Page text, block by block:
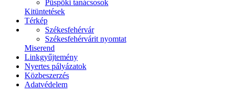
Püspöki tanácsosok
Kitüntetések
Térkép
Székesfehérvár
Székesfehérvárit nyomtat
Miserend
Linkgyűjtemény
Nyertes pályázatok
Közbeszerzés
Adatvédelem